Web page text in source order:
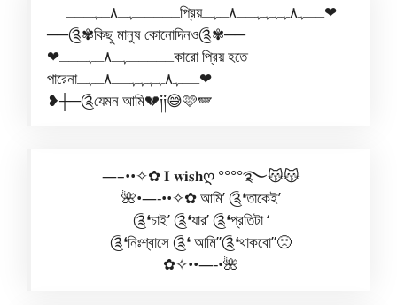
ـــــﮩـ٨ـﮩـــপ্রিয়ــﮩ٨ﮩﮩﮩﮩــ٨ـﮩـ❤
──༊✾কিছু মানুষ কোনোদিনও༊✾──
❤ـــــﮩـ٨ـﮩـــকারো প্রিয় হতে
পারেনাــﮩ٨ﮩﮩﮩﮩــ٨ـﮩـ❤
❥┼─༊যেমন আমি💔༏༏😅🩷🪽
—–••✧✿ 𝐈 𝐰𝐢𝐬𝐡ღ °°°°࿐😽😽
🌺•—-••✧✿ আমি’ ༊❛তাকেই’
༊❛চাই’ ༊❛যার’ ༊❛প্রতিটা ‘
༊❛নিঃশ্বাসে ༊❛ আমি”༊❛থাকবো”🙁
✿✧••—-•🌺